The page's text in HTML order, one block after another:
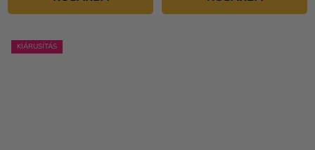
KIÁRUSÍTÁS